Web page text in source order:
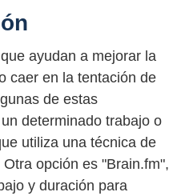
ayudan a mejorar la
caer en la tentación de
de estas
determinado trabajo o
utiliza una técnica de
opción es "Brain.fm",
y duración para